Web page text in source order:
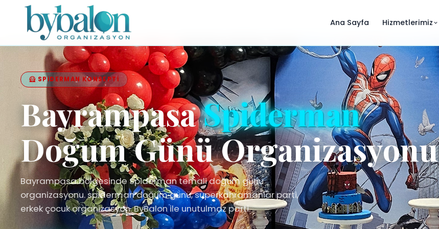
Ana Sayfa Hizmetlerimiz
🦸 SPIDERMAN KONSEPTI
BayrampasaSpiderman
Doğum Günü Organizasyonu
Bayrampasa bölgesinde Spiderman temali doğum günü
organizasyonu. spiderman doğum günü, superkahramanlar parti,
erkek çocuk organizasyon. ByBalon ile unutulmaz parti.